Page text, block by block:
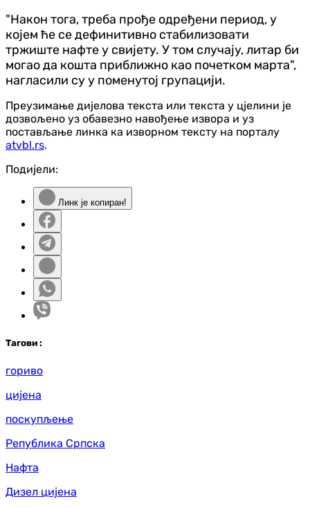
"Након тога, треба прође одређени период, у
којем ће се дефинитивно стабилизовати
тржиште нафте у свијету. У том случају, литар би
могао да кошта приближно као почетком марта",
нагласили су у поменутој групацији.
Преузимање дијелова текста или текста у цјелини је
дозвољено уз обавезно навођење извора и уз
постављање линка ка изворном тексту на порталу
atvbl.rs.
Подијели:
Линк је копиран!
Тагови :
гориво
цијена
поскупљење
Република Српска
Нафта
Дизел цијена